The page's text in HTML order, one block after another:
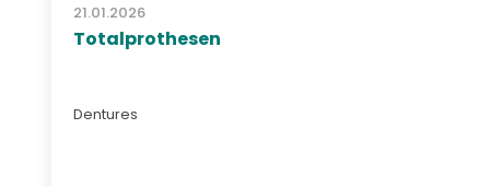
21.01.2026
Totalprothesen
Dentures